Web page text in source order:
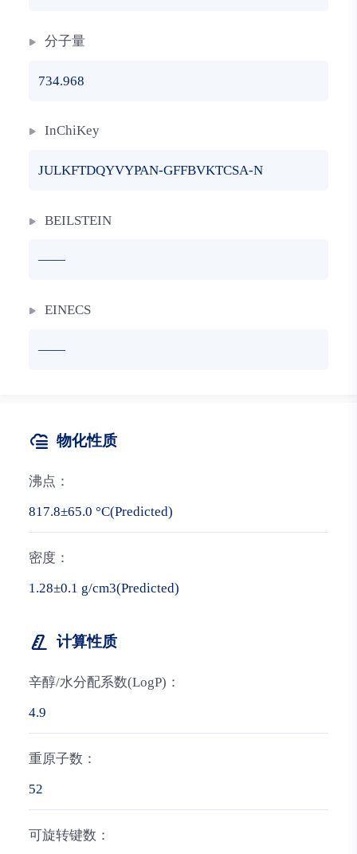
分子量
734.968
InChiKey
JULKFTDQYVYPAN-GFFBVKTCSA-N
BEILSTEIN
——
EINECS
——
物化性质
沸点：
817.8±65.0 °C(Predicted)
密度：
1.28±0.1 g/cm3(Predicted)
计算性质
辛醇/水分配系数(LogP)：
4.9
重原子数：
52
可旋转键数：